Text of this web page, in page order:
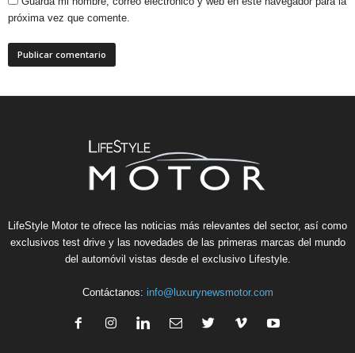
próxima vez que comente.
LifeStyle Motor te ofrece las noticias más relevantes del sector, así como
exclusivos test drive y las novedades de las primeras marcas del mundo
del automóvil vistas desde el exclusivo Lifestyle.
Contáctanos: info@luxurynewsmotor.com